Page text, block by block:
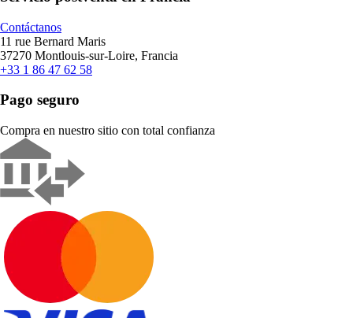
Contáctanos
11 rue Bernard Maris
37270 Montlouis-sur-Loire, Francia
+33 1 86 47 62 58
Pago seguro
Compra en nuestro sitio con total confianza